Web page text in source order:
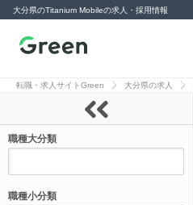
大分県のTitanium Mobileの求人・採用情報
Green（グリー
転職・求人サイトGreen 大分県の求人
職種大分類
職種小分類